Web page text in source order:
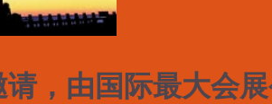
，由国际最大会